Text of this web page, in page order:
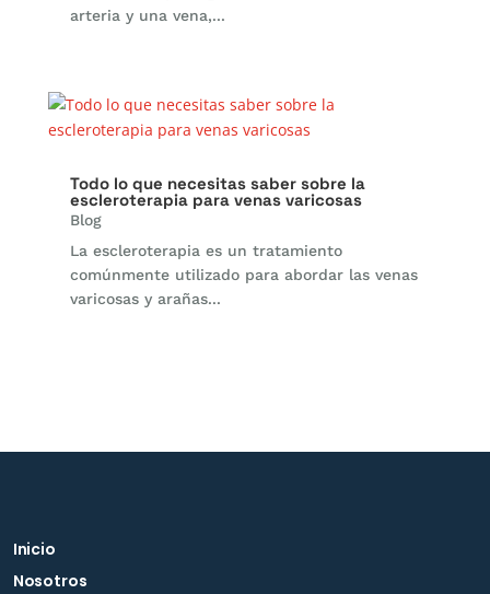
arteria y una vena,...
Todo lo que necesitas saber sobre la
escleroterapia para venas varicosas
Blog
La escleroterapia es un tratamiento
comúnmente utilizado para abordar las venas
varicosas y arañas...
Inicio
Nosotros